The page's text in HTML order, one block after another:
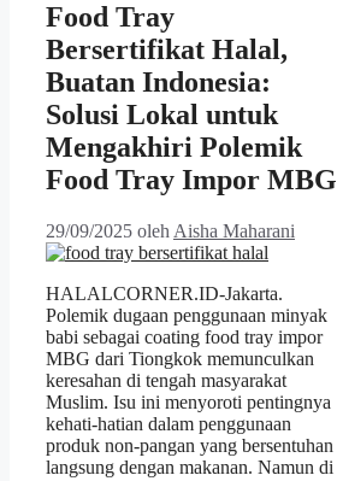
Food Tray
Bersertifikat Halal,
Buatan Indonesia:
Solusi Lokal untuk
Mengakhiri Polemik
Food Tray Impor MBG
29/09/2025 oleh Aisha Maharani
HALALCORNER.ID-Jakarta.
Polemik dugaan penggunaan minyak
babi sebagai coating food tray impor
MBG dari Tiongkok memunculkan
keresahan di tengah masyarakat
Muslim. Isu ini menyoroti pentingnya
kehati-hatian dalam penggunaan
produk non-pangan yang bersentuhan
langsung dengan makanan. Namun di